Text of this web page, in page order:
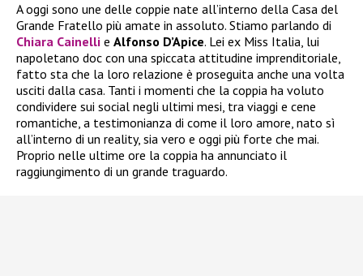
A oggi sono une delle coppie nate all’interno della Casa del
Grande Fratello più amate in assoluto. Stiamo parlando di
Chiara Cainelli e Alfonso D’Apice. Lei ex Miss Italia, lui
napoletano doc con una spiccata attitudine imprenditoriale,
fatto sta che la loro relazione è proseguita anche una volta
usciti dalla casa. Tanti i momenti che la coppia ha voluto
condividere sui social negli ultimi mesi, tra viaggi e cene
romantiche, a testimonianza di come il loro amore, nato sì
all’interno di un reality, sia vero e oggi più forte che mai.
Proprio nelle ultime ore la coppia ha annunciato il
raggiungimento di un grande traguardo.